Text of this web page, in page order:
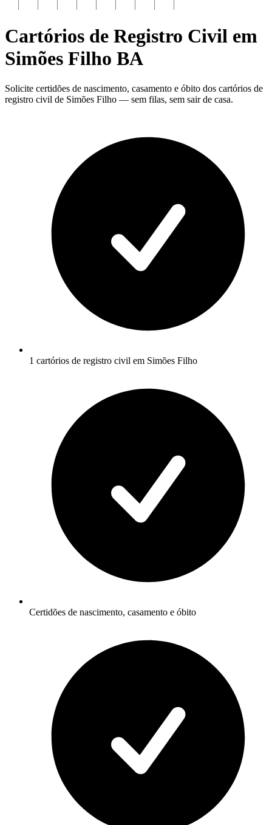
Cartórios de Registro Civil em
Simões Filho BA
Solicite certidões de nascimento, casamento e óbito dos cartórios de
registro civil de Simões Filho — sem filas, sem sair de casa.
1 cartórios de registro civil em Simões Filho
Certidões de nascimento, casamento e óbito